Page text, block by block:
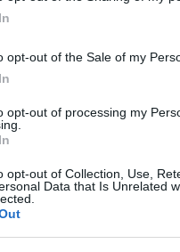
opt-out of the Sale of my
opt-out of processing my
opt-out of Collection, Use,
Data that Is Unrelated
id/5472672
felelősséget nem vállal, azokat
feltételekbenés az